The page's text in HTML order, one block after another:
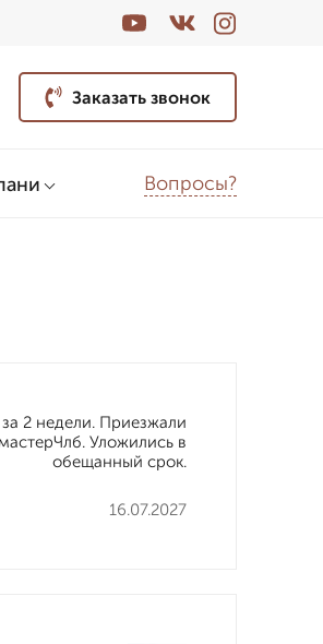
Заказать звонок
Вопросы?
16.07.2027
2 недели. Приезжали
Уложились в
обещанный срок.